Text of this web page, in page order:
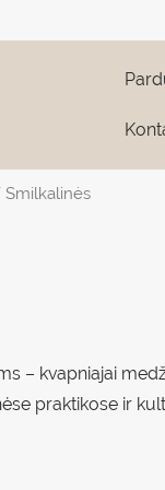
– kvapniajai
praktikose ir